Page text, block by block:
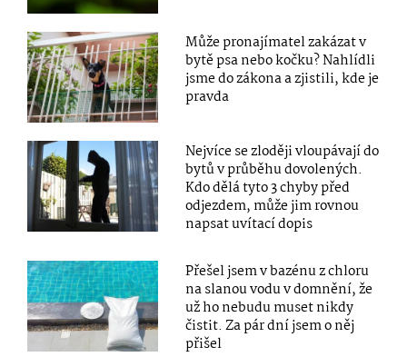
Může pronajímatel zakázat v
bytě psa nebo kočku? Nahlídli
jsme do zákona a zjistili, kde je
pravda
Nejvíce se zloději vloupávají do
bytů v průběhu dovolených.
Kdo dělá tyto 3 chyby před
odjezdem, může jim rovnou
napsat uvítací dopis
Přešel jsem v bazénu z chloru
na slanou vodu v domnění, že
už ho nebudu muset nikdy
čistit. Za pár dní jsem o něj
přišel